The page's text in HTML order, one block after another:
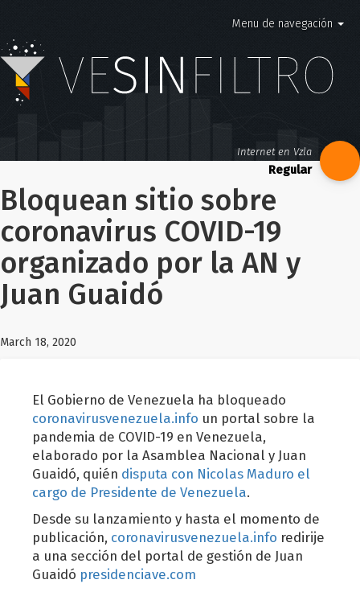
Internet en Vzla
Menu de navegación
Bloquean sitio sobre
coronavirus COVID-19
organizado por la AN y
Juan Guaidó
March 18, 2020
El Gobierno de Venezuela ha bloqueado
coronavirusvenezuela.info un portal sobre la
pandemia de COVID-19 en Venezuela,
elaborado por la Asamblea Nacional y Juan
Guaidó, quién disputa con Nicolas Maduro el
cargo de Presidente de Venezuela.
Desde su lanzamiento y hasta el momento de
publicación, coronavirusvenezuela.info redirije
a una sección del portal de gestión de Juan
Guaidó presidenciave.com